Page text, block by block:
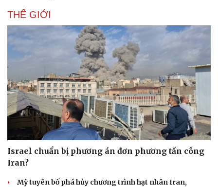
THẾ GIỚI
Israel chuẩn bị phương án đơn phương tấn công
Iran?
Mỹ tuyên bố phá hủy chương trình hạt nhân Iran,